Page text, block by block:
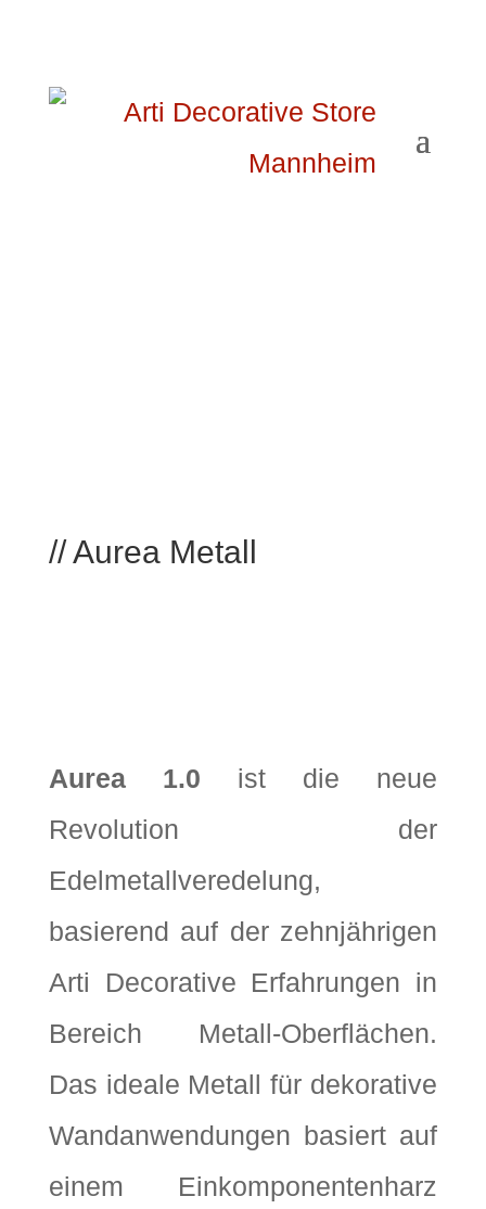
// Aurea Metall
Aurea 1.0 ist die neue
Revolution der
Edelmetallveredelung,
basierend auf der zehnjährigen
Arti Decorative Erfahrungen in
Bereich Metall-Oberflächen.
Das ideale Metall für dekorative
Wandanwendungen basiert auf
einem Einkomponentenharz